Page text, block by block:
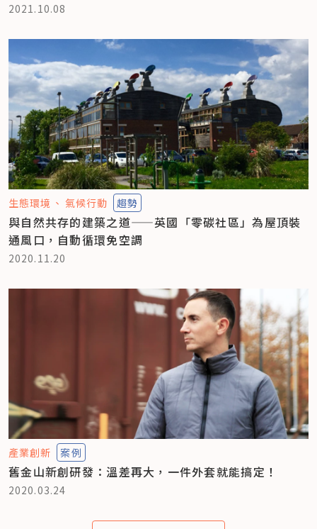
2021.10.08
生態環境 氣候行動 趨勢
與自然共存的建築之道——英國「零碳社區」為屋頂裝
通風口，自動循環免空調
2020.11.20
產業創新 案例
舊金山新創研發：溫差再大，一件外套就能搞定！
2020.03.24